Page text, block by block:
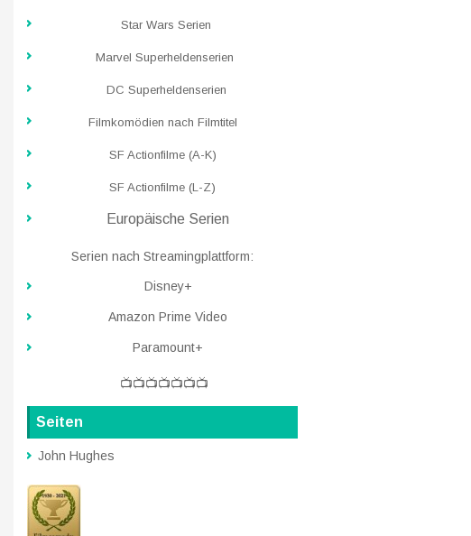
Star Wars Serien
Marvel Superheldenserien
DC Superheldenserien
Filmkomödien nach Filmtitel
SF Actionfilme (A-K)
SF Actionfilme (L-Z)
Europäische Serien
Serien nach Streamingplattform:
Disney+
Amazon Prime Video
Paramount+
📺📺📺📺📺📺📺
Seiten
John Hughes